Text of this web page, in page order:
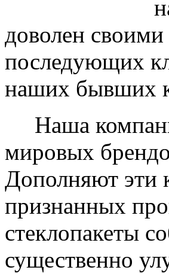
доволен
последующих
наших бывших
Наша
мировых
Дополняют эти
признанных
стеклопакеты
существенно